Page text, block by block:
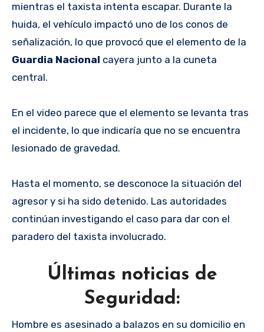
mientras el taxista intenta escapar. Durante la
huida, el vehículo impactó uno de los conos de
señalización, lo que provocó que el elemento de la
Guardia Nacional cayera junto a la cuneta
central.
En el video parece que el elemento se levanta tras
el incidente, lo que indicaría que no se encuentra
lesionado de gravedad.
Hasta el momento, se desconoce la situación del
agresor y si ha sido detenido. Las autoridades
continúan investigando el caso para dar con el
paradero del taxista involucrado.
Últimas noticias de
Seguridad:
Hombre es asesinado a balazos en su domicilio en